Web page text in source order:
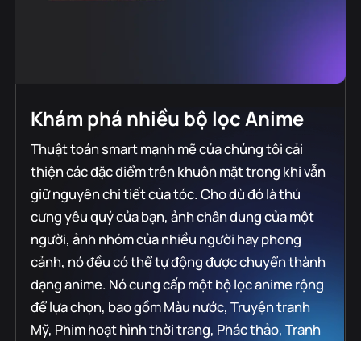
Khám phá nhiều bộ lọc Anime
Thuật toán smart mạnh mẽ của chúng tôi cải
thiện các đặc điểm trên khuôn mặt trong khi vẫn
giữ nguyên chi tiết của tóc. Cho dù đó là thú
cưng yêu quý của bạn, ảnh chân dung của một
người, ảnh nhóm của nhiều người hay phong
cảnh, nó đều có thể tự động được chuyển thành
dạng anime. Nó cung cấp một bộ lọc anime rộng
để lựa chọn, bao gồm Màu nước, Truyện tranh
Mỹ, Phim hoạt hình thời trang, Phác thảo, Tranh